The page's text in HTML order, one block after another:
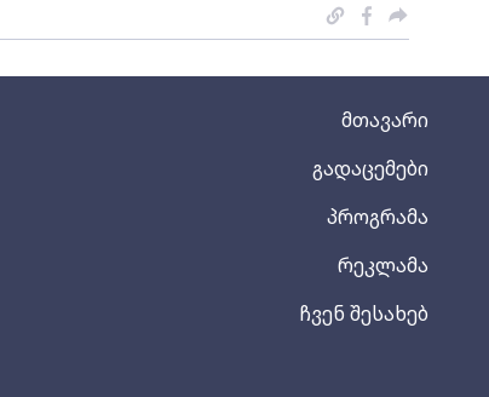
მთავარი
გადაცემები
პროგრამა
რეკლამა
ჩვენ შესახებ